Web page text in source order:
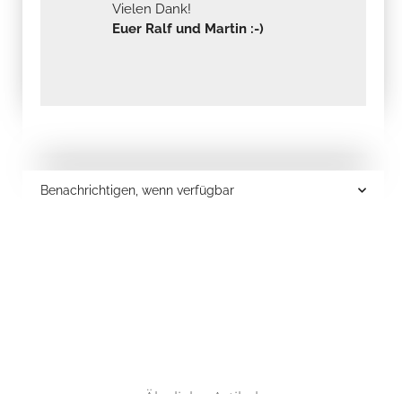
Vielen Dank!
Euer Ralf und Martin :-)
Benachrichtigen, wenn verfügbar